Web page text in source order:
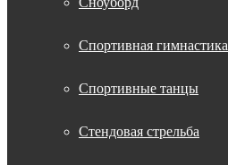
Спортивная гимнастика
Спортивные танцы
Стендовая стрельба